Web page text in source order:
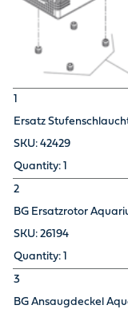
1
Ersatz
42429
1
2
BG Ersatzrotor
26194
1
3
BG Ansaugdeckel